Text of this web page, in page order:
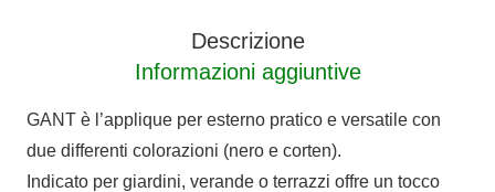
Descrizione
Informazioni aggiuntive
GANT è l’applique per esterno pratico e versatile con
due differenti colorazioni (nero e corten).
Indicato per giardini, verande o terrazzi offre un tocco